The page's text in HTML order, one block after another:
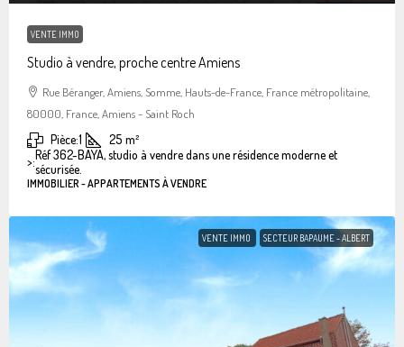
VENTE IMMO
Studio à vendre, proche centre Amiens
Rue Béranger, Amiens, Somme, Hauts-de-France, France métropolitaine,
80000, France, Amiens - Saint Roch
Pièce:1 25 m²
>:Réf 362-BAYA, studio à vendre dans une résidence moderne et
sécurisée.
IMMOBILIER - APPARTEMENTS À VENDRE
VENTE IMMO SECTEUR BAPAUME - ALBERT